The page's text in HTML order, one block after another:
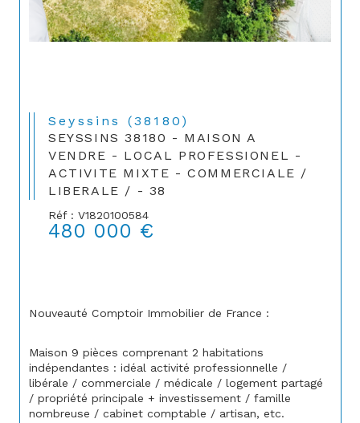
Seyssins (38180)
SEYSSINS 38180 - MAISON A
VENDRE - LOCAL PROFESSIONEL -
ACTIVITE MIXTE - COMMERCIALE /
LIBERALE / - 38
Réf : V1820100584
480 000 €
Nouveauté Comptoir Immobilier de France :
Maison 9 pièces comprenant 2 habitations
indépendantes : idéal activité professionnelle /
libérale / commerciale / médicale / logement partagé
/ propriété principale + investissement / famille
nombreuse / cabinet comptable / artisan, etc.